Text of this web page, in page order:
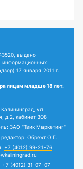
выдано
информационных
17 января 2011 г.
лицам младше 18 лет.
ул.
д.2, кабинет 308
ЗАО "Твик Маркетинг"
Обрехт О.Г.
+7 (4012) 99-21-76
+7 (4012) 31-07-07